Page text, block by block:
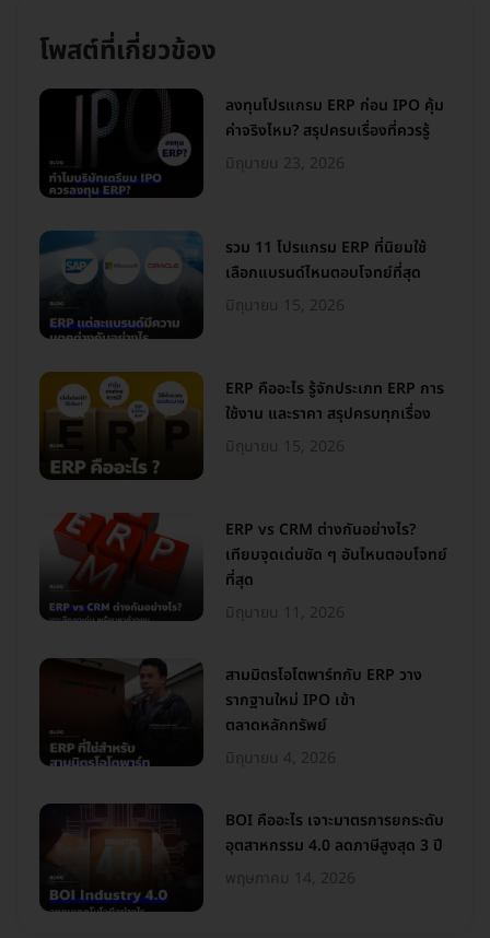
โพสต์ที่เกี่ยวข้อง
ลงทุนโปรแกรม ERP ก่อน IPO คุ้ม
ค่าจริงไหม? สรุปครบเรื่องที่ควรรู้
มิถุนายน 23, 2026
รวม 11 โปรแกรม ERP ที่นิยมใช้
เลือกแบรนด์ไหนตอบโจทย์ที่สุด
มิถุนายน 15, 2026
ERP คืออะไร รู้จักประเภท ERP การ
ใช้งาน และราคา สรุปครบทุกเรื่อง
มิถุนายน 15, 2026
ERP vs CRM ต่างกันอย่างไร?
เทียบจุดเด่นชัด ๆ อันไหนตอบโจทย์
ที่สุด
มิถุนายน 11, 2026
สามมิตรโอโตพาร์ทกับ ERP วาง
รากฐานใหม่ IPO เข้า
ตลาดหลักทรัพย์
มิถุนายน 4, 2026
BOI คืออะไร เจาะมาตรการยกระดับ
อุตสาหกรรม 4.0 ลดภาษีสูงสุด 3 ปี
พฤษภาคม 14, 2026